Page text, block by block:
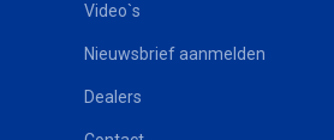
Video`s
Nieuwsbrief aanmelden
Dealers